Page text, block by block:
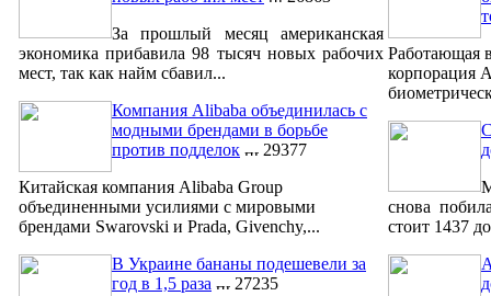
За прошлый месяц американская
экономика прибавила 98 тысяч новых рабочих
мест, так как найм сбавил...
Компания Alibaba объединилась с
модными брендами в борьбе
против подделок
29377
Китайская компания Alibaba Group
объединенными усилиями с мировыми
брендами Swarovski и Prada, Givenchy,...
В Украине бананы подешевели за
год в 1,5 раза
27235
Работающая
корпорация
снова
стоит 1437